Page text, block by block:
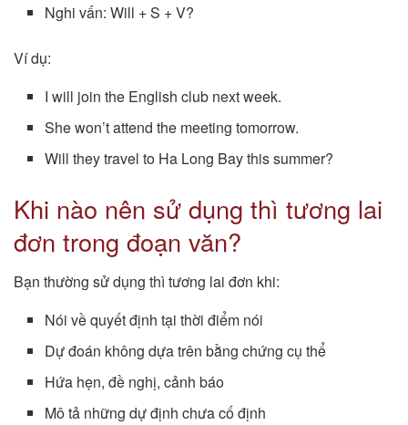
Nghi vấn: Will + S + V?
Ví dụ:
I will join the English club next week.
She won’t attend the meeting tomorrow.
Will they travel to Ha Long Bay this summer?
Khi nào nên sử dụng thì tương lai
đơn trong đoạn văn?
Bạn thường sử dụng thì tương lai đơn khi:
Nói về quyết định tại thời điểm nói
Dự đoán không dựa trên bằng chứng cụ thể
Hứa hẹn, đề nghị, cảnh báo
Mô tả những dự định chưa cố định